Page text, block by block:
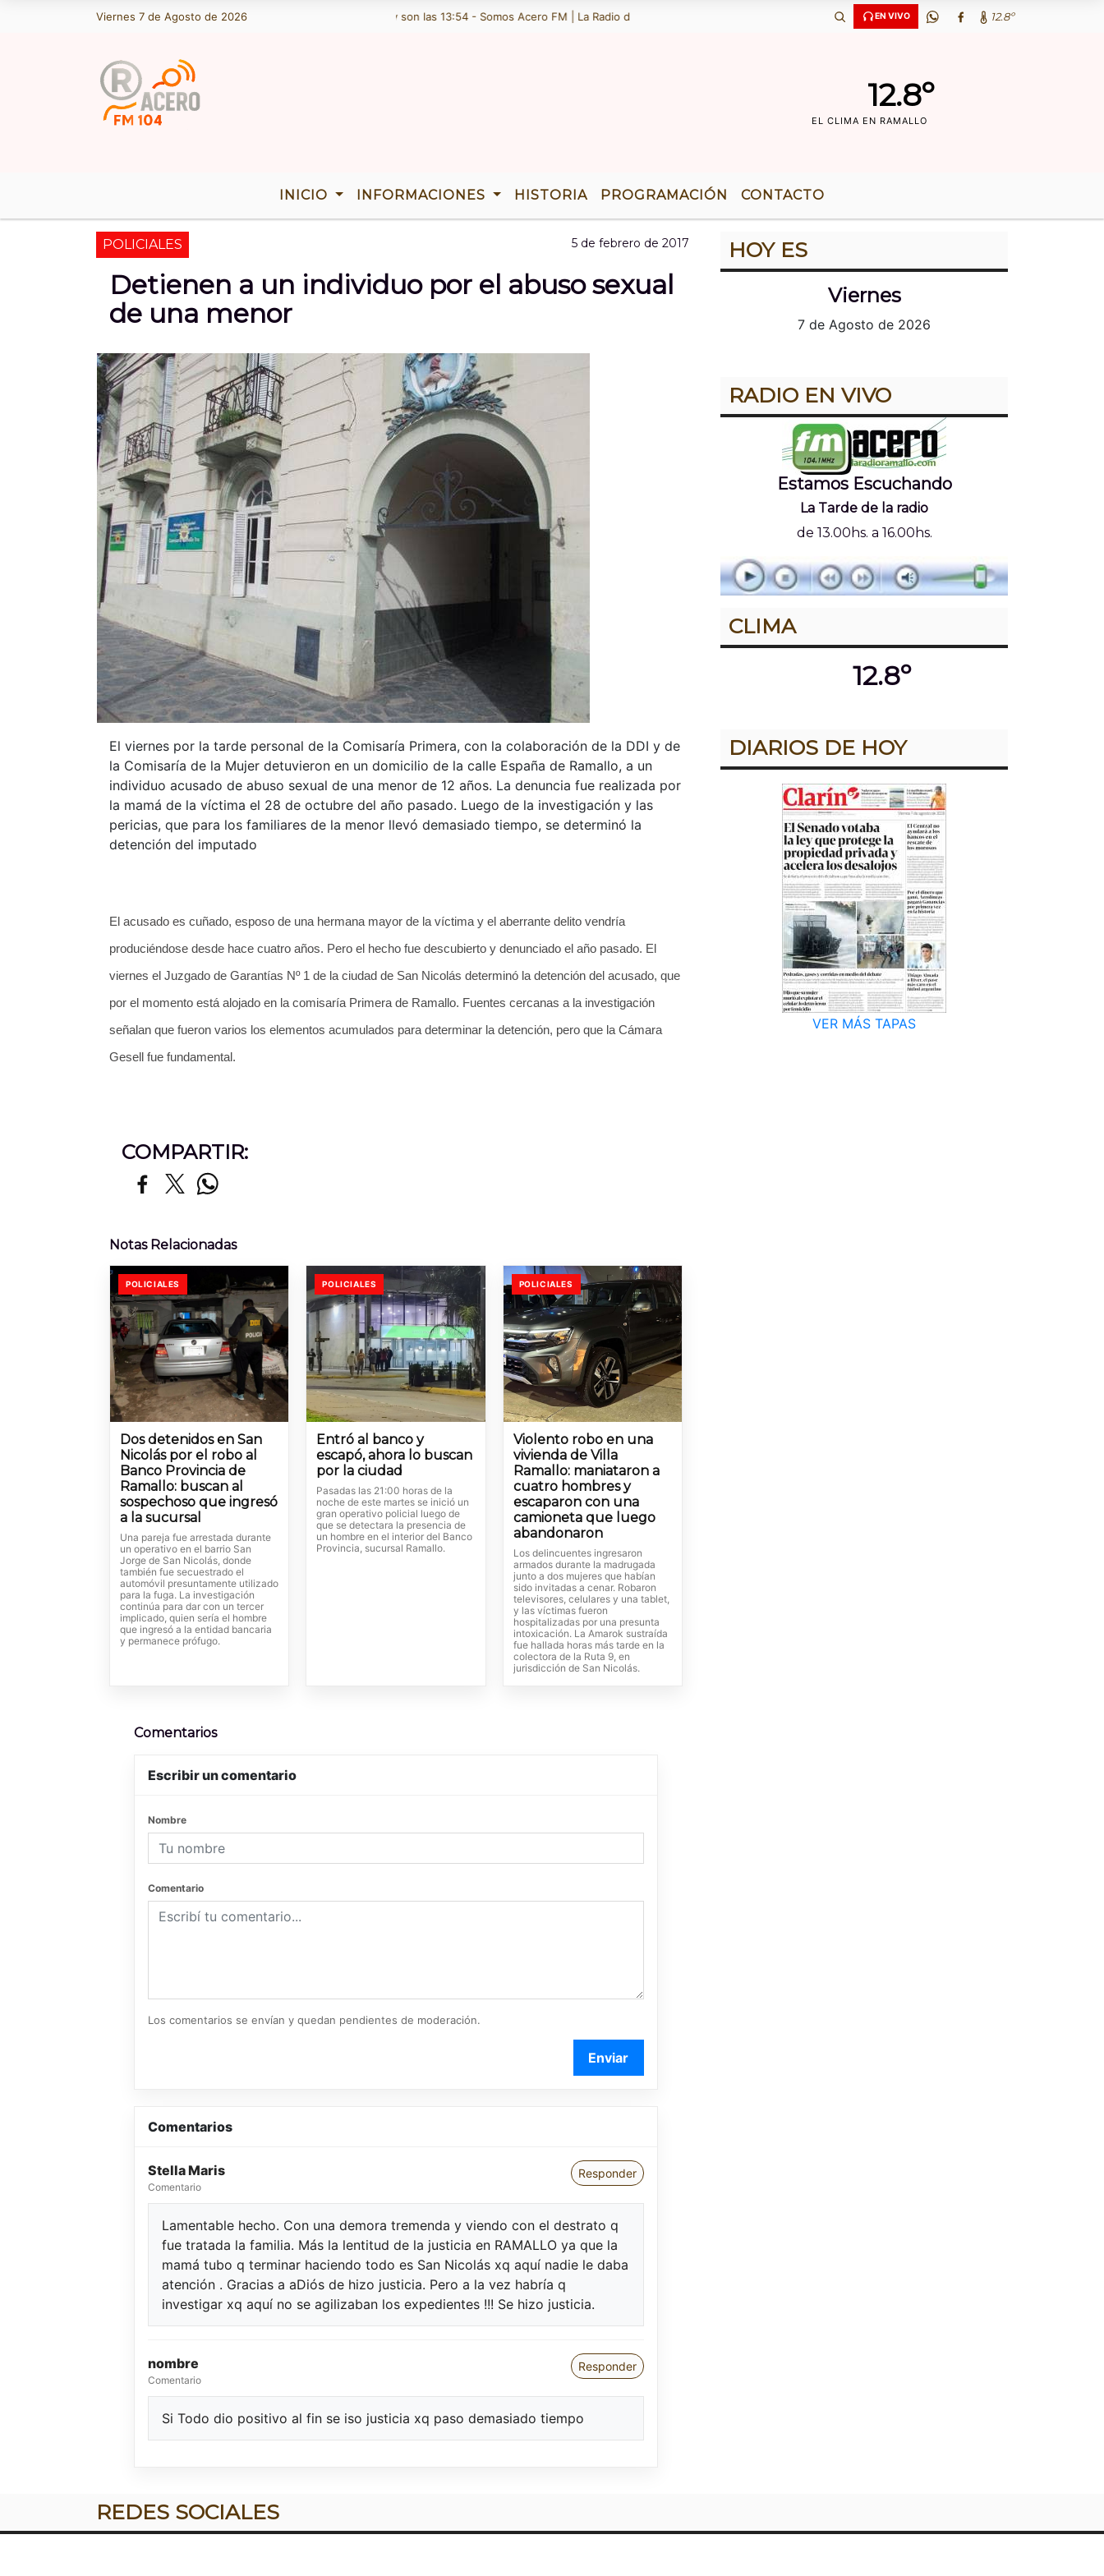
Viernes 7 de Agosto de 2026Hoy es Viernes 7 de Agosto de 2026 y son las 13:54 - Somos Acero FM | La Radio de Ramallo | TENEMOS 36 AÃ‘OS DE RADIO | EN VIVO 12.8º
12.8º
EL CLIMA EN RAMALLO
INICIO INFORMACIONES HISTORIA PROGRAMACIÓN CONTACTO
POLICIALES 5 de febrero de 2017
Detienen a un individuo por el abuso sexual
de una menor
El viernes por la tarde personal de la Comisaría Primera, con la colaboración de la DDI y de
la Comisaría de la Mujer detuvieron en un domicilio de la calle España de Ramallo, a un
individuo acusado de abuso sexual de una menor de 12 años. La denuncia fue realizada por
la mamá de la víctima el 28 de octubre del año pasado. Luego de la investigación y las
pericias, que para los familiares de la menor llevó demasiado tiempo, se determinó la
detención del imputado
El acusado es cuñado, esposo de una hermana mayor de la víctima y el aberrante delito vendría
produciéndose desde hace cuatro años. Pero el hecho fue descubierto y denunciado el año pasado. El
viernes el Juzgado de Garantías Nº 1 de la ciudad de San Nicolás determinó la detención del acusado, que
por el momento está alojado en la comisaría Primera de Ramallo. Fuentes cercanas a la investigación
señalan que fueron varios los elementos acumulados para determinar la detención, pero que la Cámara
Gesell fue fundamental.
COMPARTIR:
Notas Relacionadas
POLICIALES
Dos detenidos en San
Nicolás por el robo al
Banco Provincia de
Ramallo: buscan al
sospechoso que ingresó
a la sucursal
Una pareja fue arrestada durante
un operativo en el barrio San
Jorge de San Nicolás, donde
también fue secuestrado el
automóvil presuntamente utilizado
para la fuga. La investigación
continúa para dar con un tercer
implicado, quien sería el hombre
que ingresó a la entidad bancaria
y permanece prófugo.
POLICIALES
Entró al banco y
escapó, ahora lo buscan
por la ciudad
Pasadas las 21:00 horas de la
noche de este martes se inició un
gran operativo policial luego de
que se detectara la presencia de
un hombre en el interior del Banco
Provincia, sucursal Ramallo.
POLICIALES
Violento robo en una
vivienda de Villa
Ramallo: maniataron a
cuatro hombres y
escaparon con una
camioneta que luego
abandonaron
Los delincuentes ingresaron
armados durante la madrugada
junto a dos mujeres que habían
sido invitadas a cenar. Robaron
televisores, celulares y una tablet,
y las víctimas fueron
hospitalizadas por una presunta
intoxicación. La Amarok sustraída
fue hallada horas más tarde en la
colectora de la Ruta 9, en
jurisdicción de San Nicolás.
Comentarios
Escribir un comentario
Nombre
Comentario
Los comentarios se envían y quedan pendientes de moderación.
Enviar
Comentarios
Stella Maris
Comentario
Responder
Lamentable hecho. Con una demora tremenda y viendo con el destrato q
fue tratada la familia. Más la lentitud de la justicia en RAMALLO ya que la
mamá tubo q terminar haciendo todo es San Nicolás xq aquí nadie le daba
atención . Gracias a aDiós de hizo justicia. Pero a la vez habría q
investigar xq aquí no se agilizaban los expedientes !!! Se hizo justicia.
nombre
Comentario
Responder
Si Todo dio positivo al fin se iso justicia xq paso demasiado tiempo
HOY ES
Viernes
7 de Agosto de 2026
RADIO EN VIVO
Estamos Escuchando
La Tarde de la radio
de 13.00hs. a 16.00hs.
CLIMA
12.8º
DIARIOS DE HOY
VER MÁS TAPAS
REDES SOCIALES